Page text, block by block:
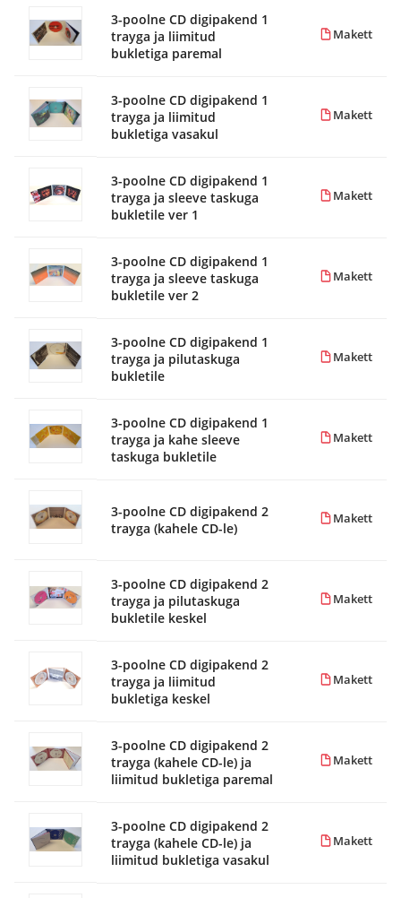
3-poolne CD digipakend 1
trayga ja liimitud
bukletiga paremal
Makett
3-poolne CD digipakend 1
trayga ja liimitud
bukletiga vasakul
Makett
3-poolne CD digipakend 1
trayga ja sleeve taskuga
bukletile ver 1
Makett
3-poolne CD digipakend 1
trayga ja sleeve taskuga
bukletile ver 2
Makett
3-poolne CD digipakend 1
trayga ja pilutaskuga
bukletile
Makett
3-poolne CD digipakend 1
trayga ja kahe sleeve
taskuga bukletile
Makett
3-poolne CD digipakend 2
trayga (kahele CD-le)
Makett
3-poolne CD digipakend 2
trayga ja pilutaskuga
bukletile keskel
Makett
3-poolne CD digipakend 2
trayga ja liimitud
bukletiga keskel
Makett
3-poolne CD digipakend 2
trayga (kahele CD-le) ja
liimitud bukletiga paremal
Makett
3-poolne CD digipakend 2
trayga (kahele CD-le) ja
liimitud bukletiga vasakul
Makett